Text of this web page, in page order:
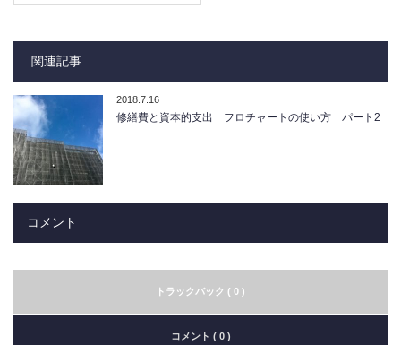
関連記事
2018.7.16
修繕費と資本的支出 フロチャートの使い方 パート2
コメント
トラックバック ( 0 )
コメント ( 0 )